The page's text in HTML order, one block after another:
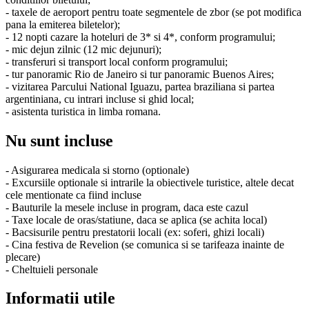
- taxele de aeroport pentru toate segmentele de zbor (se pot modifica
pana la emiterea biletelor);
- 12 nopti cazare la hoteluri de 3* si 4*, conform programului;
- mic dejun zilnic (12 mic dejunuri);
- transferuri si transport local conform programului;
- tur panoramic Rio de Janeiro si tur panoramic Buenos Aires;
- vizitarea Parcului National Iguazu, partea braziliana si partea
argentiniana, cu intrari incluse si ghid local;
- asistenta turistica in limba romana.
Nu sunt incluse
- Asigurarea medicala si storno (optionale)
- Excursiile optionale si intrarile la obiectivele turistice, altele decat
cele mentionate ca fiind incluse
- Bauturile la mesele incluse in program, daca este cazul
- Taxe locale de oras/statiune, daca se aplica (se achita local)
- Bacsisurile pentru prestatorii locali (ex: soferi, ghizi locali)
- Cina festiva de Revelion (se comunica si se tarifeaza inainte de
plecare)
- Cheltuieli personale
Informatii utile